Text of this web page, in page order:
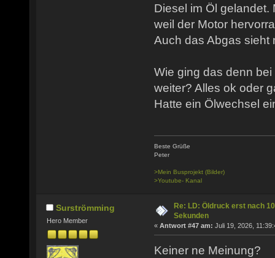
Diesel im Öl gelandet.
weil der Motor
Auch das Abgas sieht
Wie ging das denn
weiter? Alles ok oder
Hatte ein Ölwechsel
Beste Grüße
Peter
>Mein Busprojekt (Bilder)
>Youtube- Kanal
Surströmming
Hero Member
Re: LD: Öldruck erst nach 10
Sekunden
« Antwort #47 am: Juli 19, 2026,
Keiner ne Meinung?